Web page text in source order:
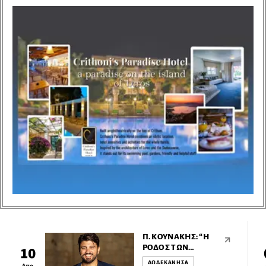
Εμμανουήλ, επισκέφθηκε
10
Π. ΚΟΥΝΆΚΗΣ: “Η
ΡΌΔΟΣ ΤΩΝ
«ΚΑΚΟΜΟΊΡΗΔΩΝ»
ΔΩΔΕΚΑΝΗΣΑ